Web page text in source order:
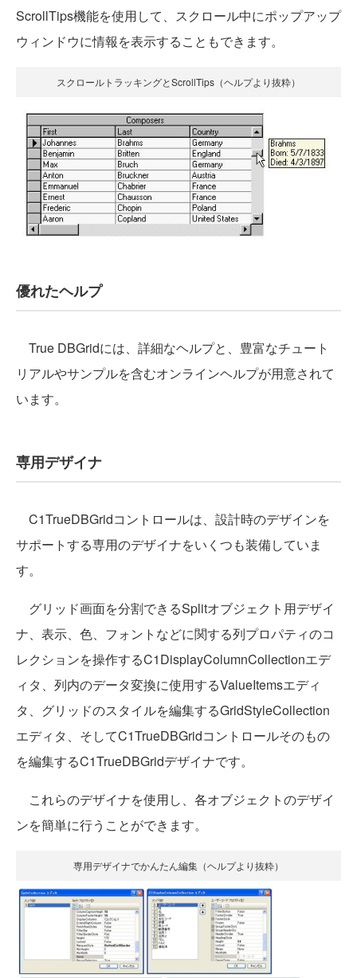
ScrollTips機能を使用して、スクロール中にポップアップ
ウィンドウに情報を表示することもできます。
スクロールトラッキングとScrollTips（ヘルプより抜粋）
優れたヘルプ
True DBGridには、詳細なヘルプと、豊富なチュート
リアルやサンプルを含むオンラインヘルプが用意されて
います。
専用デザイナ
C1TrueDBGridコントロールは、設計時のデザインを
サポートする専用のデザイナをいくつも装備していま
す。
グリッド画面を分割できるSplitオブジェクト用デザイ
ナ、表示、色、フォントなどに関する列プロパティのコ
レクションを操作するC1DisplayColumnCollectionエデ
ィタ、列内のデータ変換に使用するValueItemsエディ
タ、グリッドのスタイルを編集するGridStyleCollection
エディタ、そしてC1TrueDBGridコントロールそのもの
を編集するC1TrueDBGridデザイナです。
これらのデザイナを使用し、各オブジェクトのデザイ
ンを簡単に行うことができます。
専用デザイナでかんたん編集（ヘルプより抜粋）